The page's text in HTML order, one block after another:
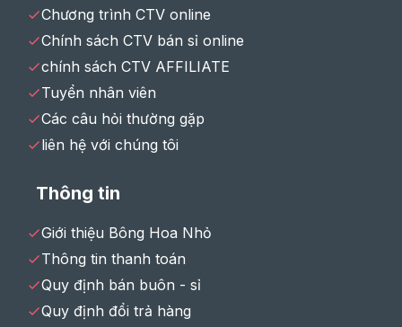
Chương trình CTV online
Chính sách CTV bán sỉ online
chính sách CTV AFFILIATE
Tuyển nhân viên
Các câu hỏi thường gặp
liên hệ với chúng tôi
Thông tin
Giới thiệu Bông Hoa Nhỏ
Thông tin thanh toán
Quy định bán buôn - sỉ
Quy định đổi trả hàng